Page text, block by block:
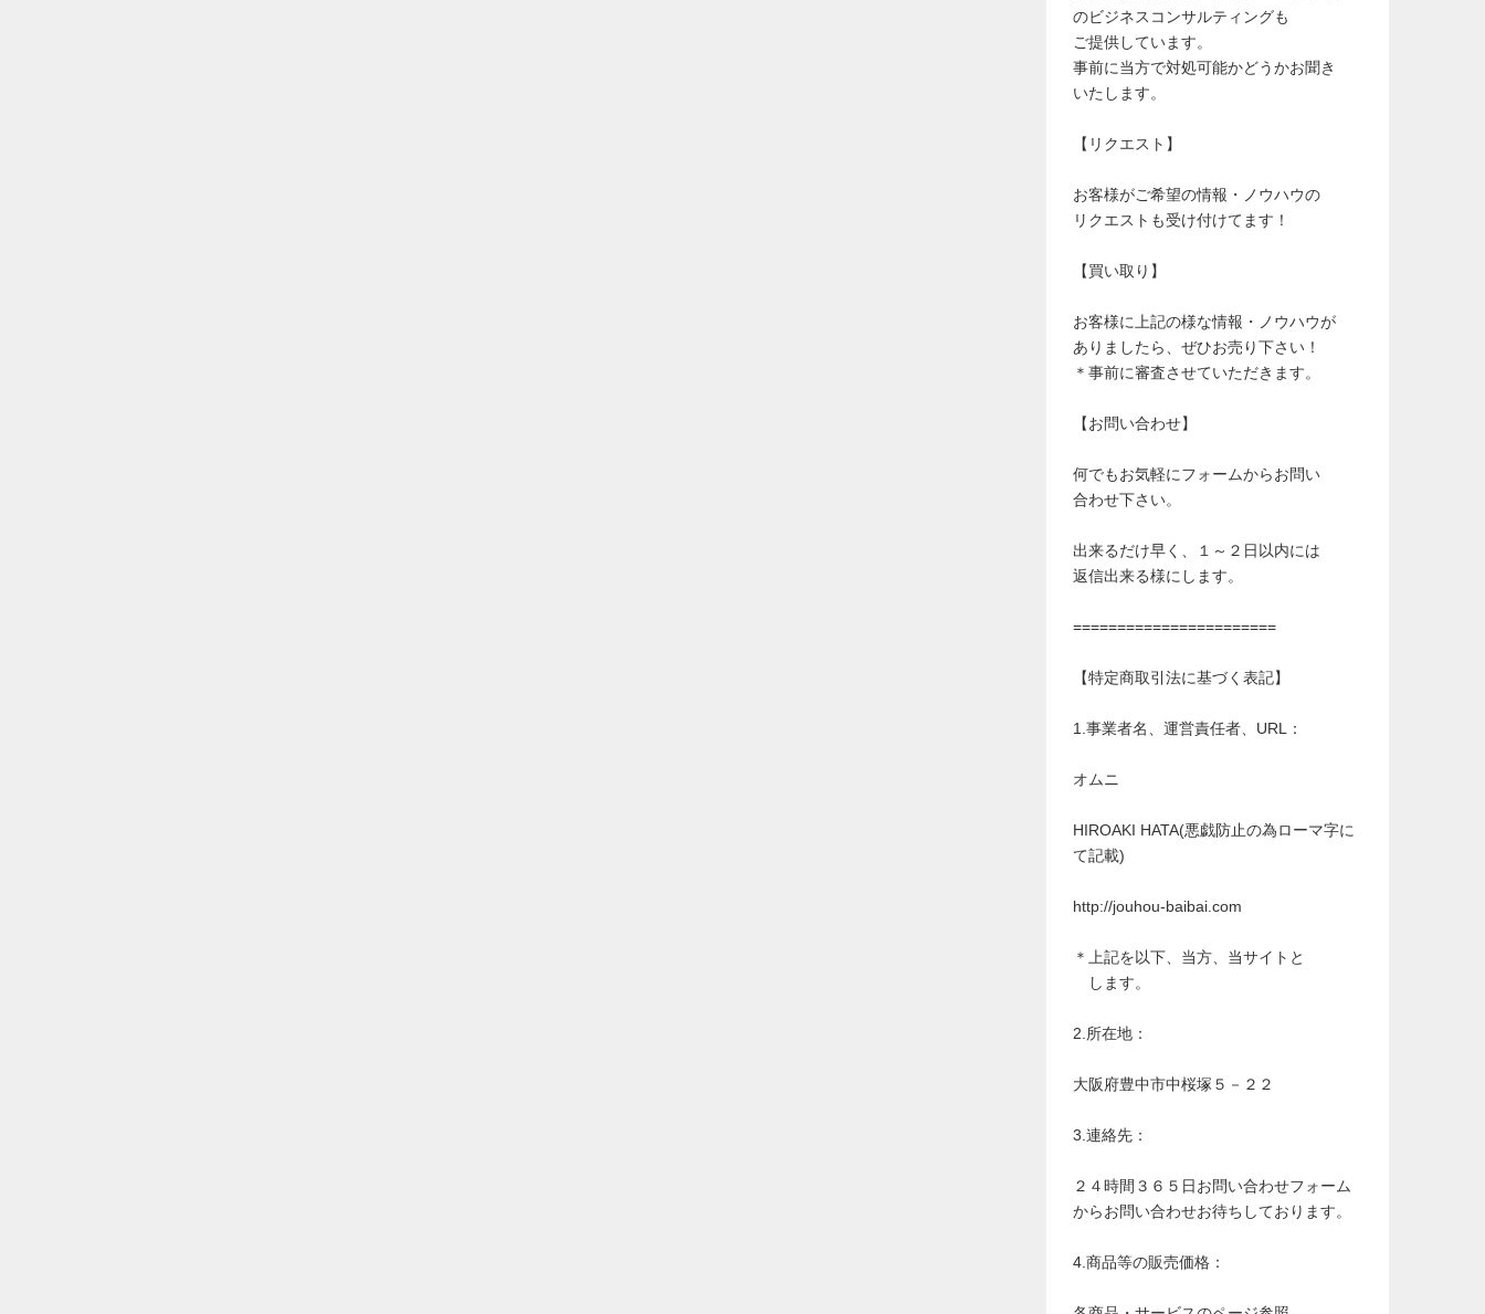
のビジネスコンサルティングも
ご提供しています。
事前に当方で対処可能かどうかお聞き
いたします。
【リクエスト】
お客様がご希望の情報・ノウハウの
リクエストも受け付けてます！
【買い取り】
お客様に上記の様な情報・ノウハウが
ありましたら、ぜひお売り下さい！
＊事前に審査させていただきます。
【お問い合わせ】
何でもお気軽にフォームからお問い
合わせ下さい。
出来るだけ早く、１～２日以内には
返信出来る様にします。
=======================
【特定商取引法に基づく表記】
1.事業者名、運営責任者、URL：
オムニ
HIROAKI HATA(悪戯防止の為ローマ字に
て記載)
http://jouhou-baibai.com
＊上記を以下、当方、当サイトと
します。
2.所在地：
大阪府豊中市中桜塚５－２２
3.連絡先：
２４時間３６５日お問い合わせフォーム
からお問い合わせお待ちしております。
4.商品等の販売価格：